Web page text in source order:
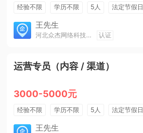
经验不限 学历不限 5人
法定节假日
奖励计划王先生
河北众杰网络科技有限公司 认证
运营专员（内容 / 渠道）
3000-5000元
经验不限 学历不限 5人
法定节假日
销售奖金
奖励计划
王先生